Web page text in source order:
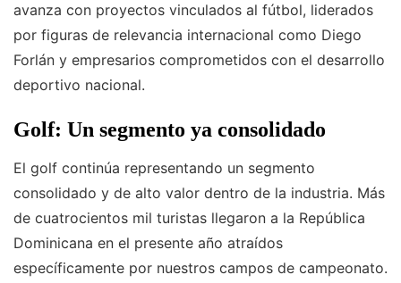
avanza con proyectos vinculados al fútbol, liderados
por figuras de relevancia internacional como Diego
Forlán y empresarios comprometidos con el desarrollo
deportivo nacional.
Golf: Un segmento ya consolidado
El golf continúa representando un segmento
consolidado y de alto valor dentro de la industria. Más
de cuatrocientos mil turistas llegaron a la República
Dominicana en el presente año atraídos
específicamente por nuestros campos de campeonato.